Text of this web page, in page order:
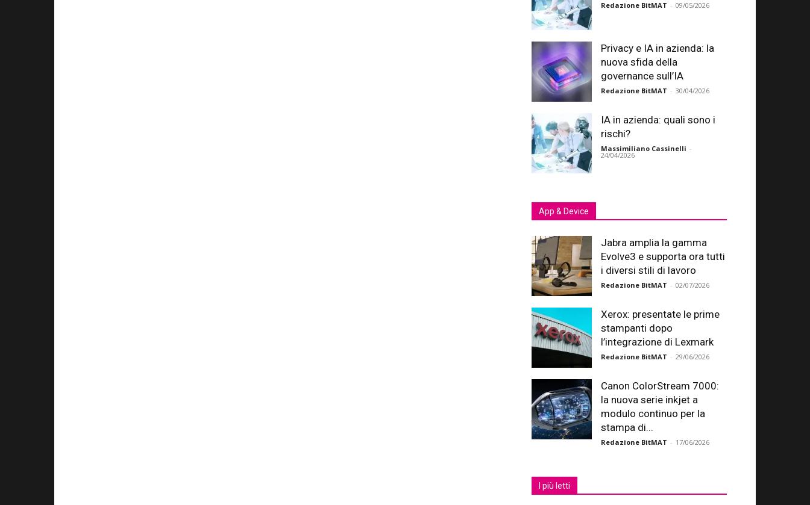
Redazione BitMAT - 09/05/2026
Privacy e IA in azienda: la
nuova sfida della
governance sull’IA
Redazione BitMAT - 30/04/2026
IA in azienda: quali sono i
rischi?
Massimiliano Cassinelli -
24/04/2026
App & Device
Jabra amplia la gamma
Evolve3 e supporta ora tutti
i diversi stili di lavoro
Redazione BitMAT - 02/07/2026
Xerox: presentate le prime
stampanti dopo
l’integrazione di Lexmark
Redazione BitMAT - 29/06/2026
Canon ColorStream 7000:
la nuova serie inkjet a
modulo continuo per la
stampa di...
Redazione BitMAT - 17/06/2026
I più letti